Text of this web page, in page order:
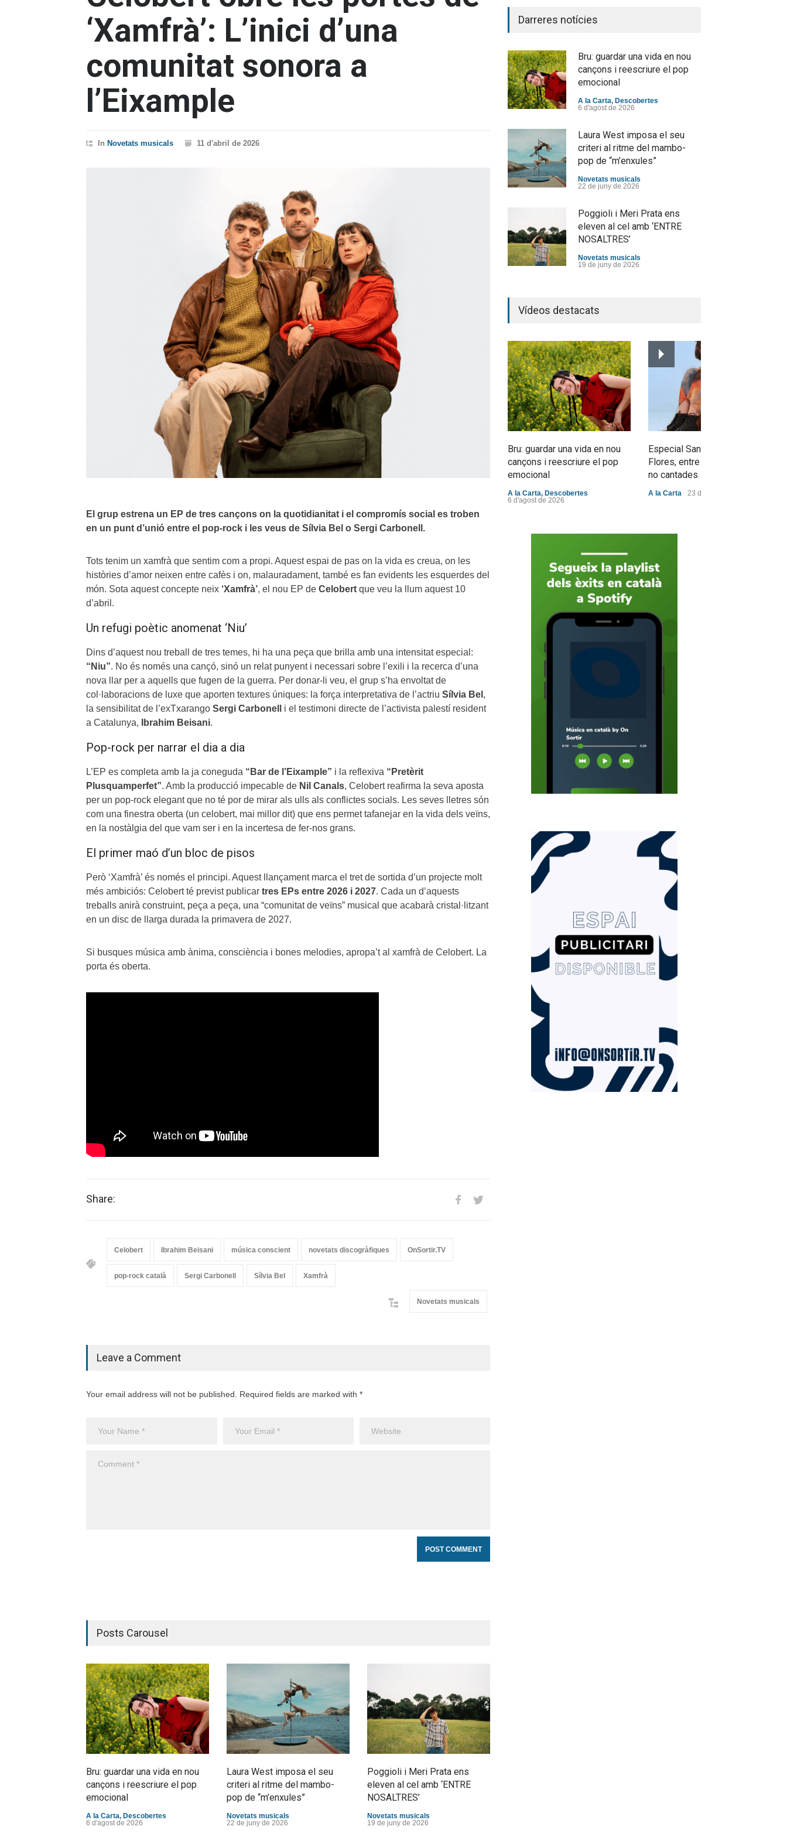
‘Xamfrà’: L’inici d’una
comunitat sonora a
l’Eixample
In Novetats musicals 11 d'abril de 2026
El grup estrena un EP de tres cançons on la quotidianitat i el compromís social es troben
en un punt d’unió entre el pop-rock i les veus de Sílvia Bel o Sergi Carbonell.
Tots tenim un xamfrà que sentim com a propi. Aquest espai de pas on la vida es creua, on les
històries d’amor neixen entre cafès i on, malauradament, també es fan evidents les esquerdes del
món. Sota aquest concepte neix ‘Xamfrà’, el nou EP de Celobert que veu la llum aquest 10
d’abril.
Un refugi poètic anomenat ‘Niu’
Dins d’aquest nou treball de tres temes, hi ha una peça que brilla amb una intensitat especial:
“Niu”. No és només una cançó, sinó un relat punyent i necessari sobre l’exili i la recerca d’una
nova llar per a aquells que fugen de la guerra. Per donar-li veu, el grup s’ha envoltat de
col·laboracions de luxe que aporten textures úniques: la força interpretativa de l’actriu Sílvia Bel ,
la sensibilitat de l’exTxarango Sergi Carbonell
i el testimoni directe de l’activista palestí resident
a Catalunya,
Ibrahim Beisani.
Pop-rock per narrar el dia a dia
L’EP es completa amb la ja coneguda “Bar de l’Eixample” i la reflexiva “Pretèrit
Plusquamperfet”. Amb la producció impecable de Nil Canals, Celobert reafirma la seva aposta
per un pop-rock elegant que no té por de mirar als ulls als conflictes socials. Les seves lletres són
com una finestra oberta (un celobert, mai millor dit) que ens permet tafanejar en la vida dels veïns,
en la nostàlgia del que vam ser i en la incertesa de fer-nos grans.
El primer maó d’un bloc de pisos
Però ‘Xamfrà’ és només el principi. Aquest llançament marca el tret de sortida d’un projecte molt
més ambiciós: Celobert té previst publicar tres EPs entre 2026 i 2027. Cada un d’aquests
treballs anirà construint, peça a peça, una “comunitat de veïns” musical que acabarà cristal·litzant
en un disc de llarga durada la primavera de 2027.
Si busques música amb ànima, consciència i bones melodies, apropa’t al xamfrà de Celobert. La
porta és oberta.
Share:
Celobert Ibrahim Beisani música conscient novetats discogràfiques OnSortir.TV
pop-rock català Sergi Carbonell Sílvia Bel Xamfrà
Novetats musicals
Leave a Comment
Your email address will not be published. Required fields are marked with *
Posts Carousel
Bru: guardar una vida en nou
cançons i reescriure el pop
emocional
A la Carta, Descobertes
6 d'agost de 2026
Laura West imposa el seu
criteri al ritme del mambo-
pop de “m’enxules”
Novetats musicals
22 de juny de 2026
Poggioli i Meri Prata ens
eleven al cel amb ‘ENTRE
NOSALTRES’
Novetats musicals
19 de juny de 2026
Darreres notícies
Bru: guardar una vida en nou
cançons i reescriure el pop
emocional
A la Carta, Descobertes
6 d'agost de 2026
Laura West imposa el seu
criteri al ritme del mambo-
pop de “m’enxules”
Novetats musicals
22 de juny de 2026
Poggioli i Meri Prata ens
eleven al cel amb ‘ENTRE
NOSALTRES’
Novetats musicals
19 de juny de 2026
transformen els ‘Cants
d’Estisorar’ en pop actual
10 de juny de 2026
Bèrnia i El Diluvi s’avancen a
la calor amb l’himne definitiu,
“L’ESTIU”
Novetats musicals
5 de juny de 2026
Vídeos destacats
Bru: guardar una vida en nou
cançons i reescriure el pop
emocional
A la Carta, Descobertes
6 d'agost de 2026
Especial Sant Jordi: Mabel
Flores, entre dracs i veritats
no cantades
A la Carta 23 d'abril de 2026